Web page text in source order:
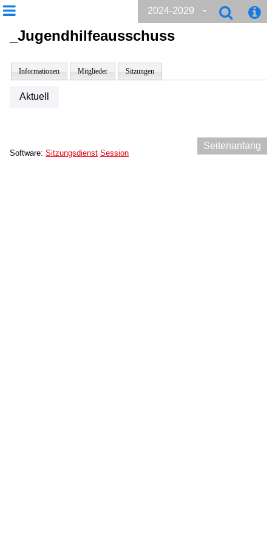
2024-2029
_Jugendhilfeausschuss
Informationen Mitglieder Sitzungen
Aktuell
Seitenanfang
Software: Sitzungsdienst Session